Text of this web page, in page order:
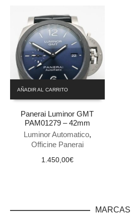
AÑADIR AL CARRITO
Panerai Luminor GMT
PAM01279 – 42mm
Luminor Automatico,
Officine Panerai
1.450,00€
MARCAS